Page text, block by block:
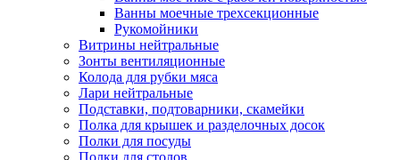
Ванны моечные трехсекционные
Рукомойники
Витрины нейтральные
Зонты вентиляционные
Колода для рубки мяса
Лари нейтральные
Подставки, подтоварники, скамейки
Полка для крышек и разделочных досок
Полки для посуды
Полки для столов